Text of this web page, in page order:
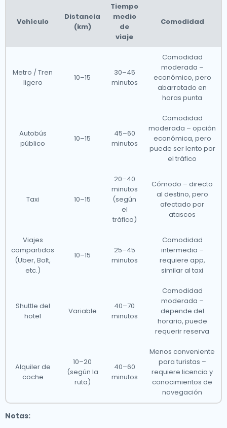
Vehículo
Distancia
(km)
Tiempo
medio
de
viaje
Comodidad
Metro / Tren
ligero
10–15
30–45
minutos
Comodidad
moderada –
económico, pero
abarrotado en
horas punta
Autobús
público
10–15
45–60
minutos
Comodidad
moderada – opción
económica, pero
puede ser lento por
el tráfico
Taxi 10–15
20–40
minutos
(según
el
tráfico)
Cómodo – directo
al destino, pero
afectado por
atascos
Viajes
compartidos
(Uber, Bolt,
etc.)
10–15
25–45
minutos
Comodidad
intermedia –
requiere app,
similar al taxi
Shuttle del
hotel
Variable
40–70
minutos
Comodidad
moderada –
depende del
horario, puede
requerir reserva
Alquiler de
coche
10–20
(según la
ruta)
40–60
minutos
Menos conveniente
para turistas –
requiere licencia y
conocimientos de
navegación
Notas: